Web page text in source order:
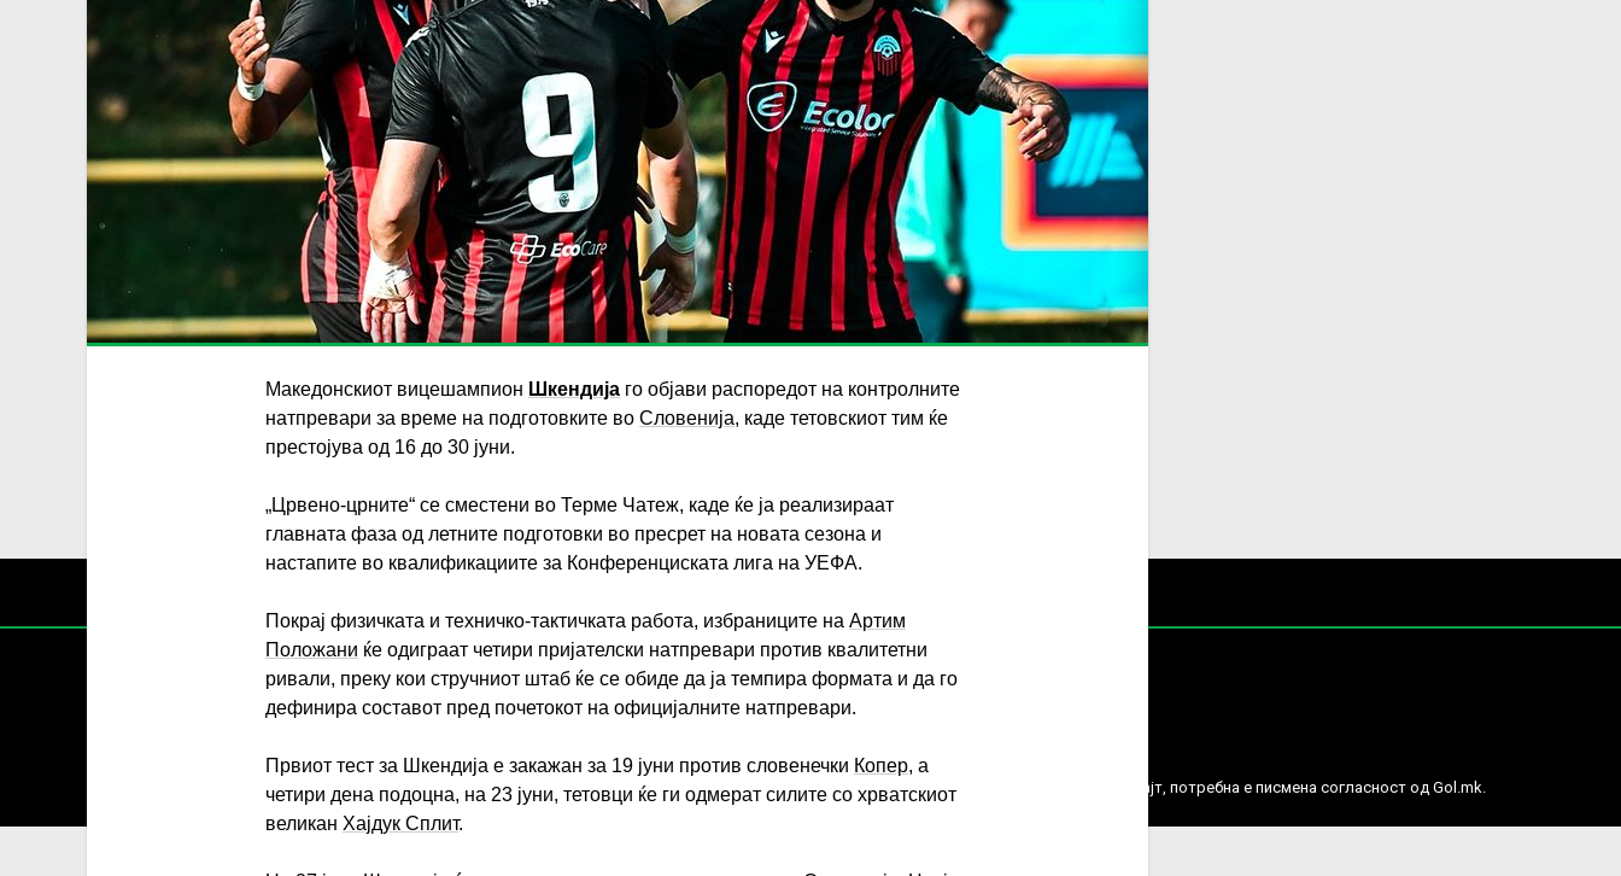
Македонскиот вицешампион Шкендија го објави распоредот на контролните
натпревари за време на подготовките во Словенија, каде тетовскиот тим ќе
престојува од 16 до 30 јуни.
„Црвено-црните“ се сместени во Терме Чатеж, каде ќе ја реализираат
главната фаза од летните подготовки во пресрет на новата сезона и
настапите во квалификациите за Конференциската лига на УЕФА.
Покрај физичката и техничко-тактичката работа, избраниците на Артим
Положани ќе одиграат четири пријателски натпревари против квалитетни
ривали, преку кои стручниот штаб ќе се обиде да ја темпира формата и да го
дефинира составот пред почетокот на официјалните натпревари.
Првиот тест за Шкендија е закажан за 19 јуни против словенечки Копер, а
четири дена подоцна, на 23 јуни, тетовци ќе ги одмерат силите со хрватскиот
великан Хајдук Сплит.
© 2016-2026 Gol.mk
Сите права задржани
Содржините на Gol.mk се заштитени со Законот за авторското право и сродните права.
За секоја форма на распространување, репродукција или комерцијална употреба на текстови, фотографии или податоци од овој веб сајт, потребна е писмена согласност од Gol.mk.